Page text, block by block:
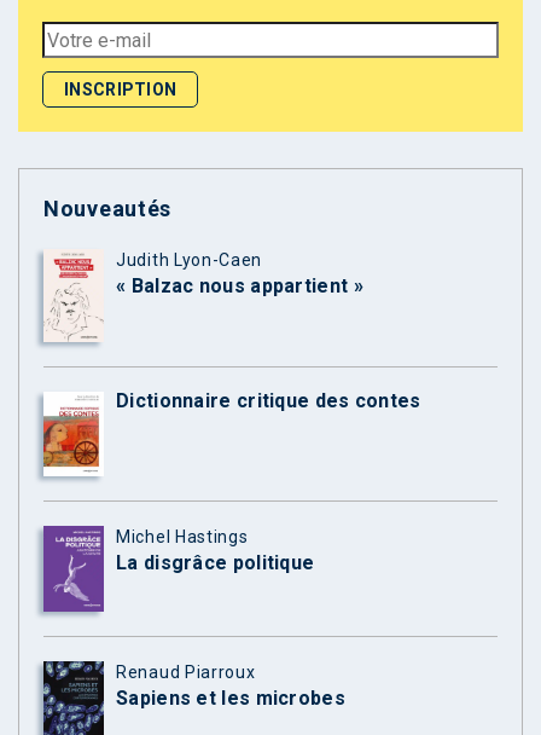
Nouveautés
Judith Lyon-Caen
« Balzac nous appartient »
Dictionnaire critique des contes
Michel Hastings
La disgrâce politique
Renaud Piarroux
Sapiens et les microbes